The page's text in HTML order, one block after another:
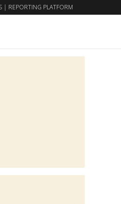
| REPORTING PLATFORM